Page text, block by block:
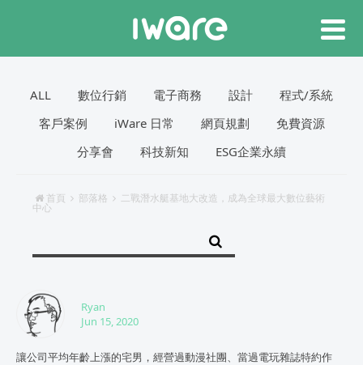
ALL 數位行銷 電子商務 設計
程式/系統
客戶案例
iWare 日常 網頁規劃
免費資源
分享會
科技新知 ESG企業永續
首頁 部落格 二戰潛水艇基地大改造，成為全球最大數位藝術
中心
Ryan
Jun 15, 2020
讓公司平均年齡上漲的宅男，經營過動漫社團、當過電玩雜誌特約作